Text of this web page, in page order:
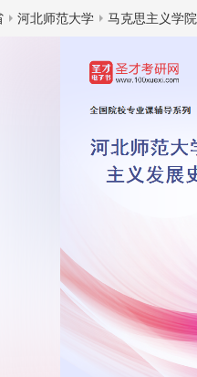
河北师范大学 马克思主义学院